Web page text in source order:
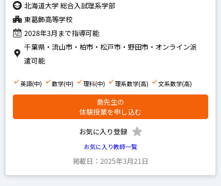
北海道大学 総合入試理系学部
東葛飾高等学校
2028年3月まで指導可能
千葉県・流山市・柏市・松戸市・野田市・オンライン派
遣可能
英語(中) 数学(中) 理科(中) 理系数学(高) 文系数学(高)
喬先生の
体験授業を申し込む
お気に入り登録
お気に入り教師一覧
掲載日：2025年3月21日